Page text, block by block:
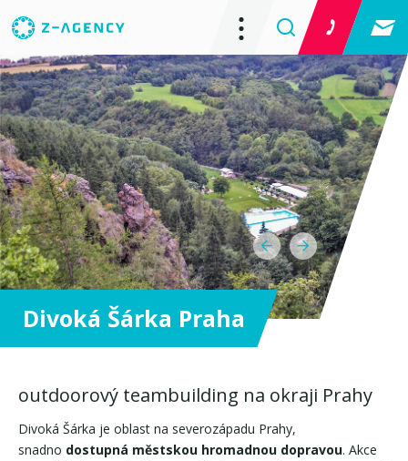
outdoorový teambuilding na okraji Prahy
Divoká Šárka je oblast na severozápadu Prahy,
snadno dostupná městskou hromadnou dopravou. Akce
Divoká Šárka Praha